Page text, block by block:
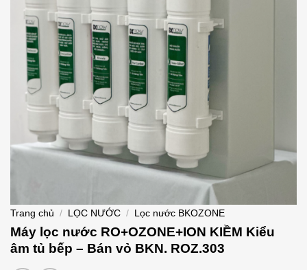
Trang chủ / LỌC NƯỚC / Lọc nước BKOZONE
Máy lọc nước RO+OZONE+ION KIỀM Kiểu
âm tủ bếp – Bán vỏ BKN. ROZ.303